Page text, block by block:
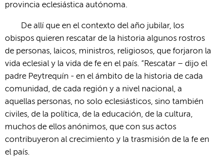
provincia eclesiástica autónoma.
De allí que en el contexto del año jubilar, los
obispos quieren rescatar de la historia algunos rostros
de personas, laicos, ministros, religiosos, que forjaron la
vida eclesial y la vida de fe en el país. “Rescatar – dijo el
padre Peytrequín - en el ámbito de la historia de cada
comunidad, de cada región y a nivel nacional, a
aquellas personas, no solo eclesiásticos, sino también
civiles, de la política, de la educación, de la cultura,
muchos de ellos anónimos, que con sus actos
contribuyeron al crecimiento y la trasmisión de la fe en
el país.